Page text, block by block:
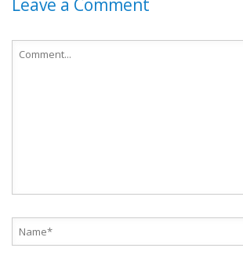
Leave a Comment